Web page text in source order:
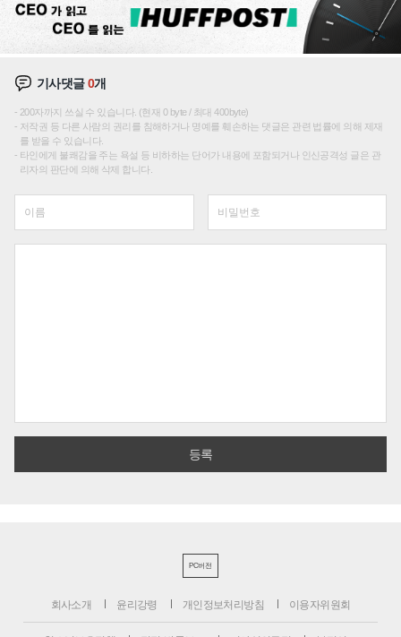
기사댓글0개
200자까지 쓰실 수 있습니다. (현재 0 byte / 최대 400byte)
저작권 등 다른 사람의 권리를 침해하거나 명예를 훼손하는 댓글은 관련 법률에 의해 제재
를 받을 수 있습니다.
타인에게 불쾌감을 주는 욕설 등 비하하는 단어가 내용에 포함되거나 인신공격성 글은 관
리자의 판단에 의해 삭제 합니다.
PC버전
회사소개 윤리강령 개인정보처리방침 이용자위원회